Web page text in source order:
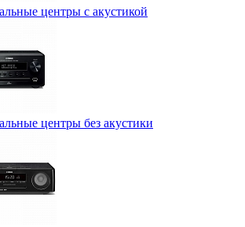
центры с акустикой
центры без акустики